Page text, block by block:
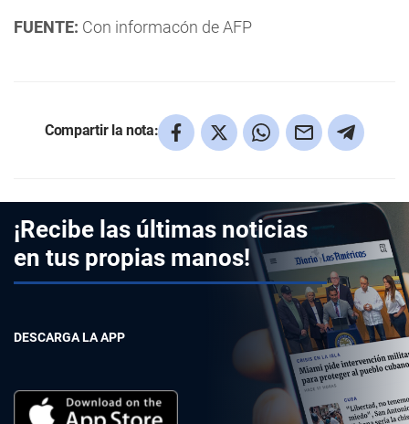
FUENTE: Con informacón de AFP
Compartir la nota:
¡Recibe las últimas noticias
en tus propias manos!
DESCARGA LA APP